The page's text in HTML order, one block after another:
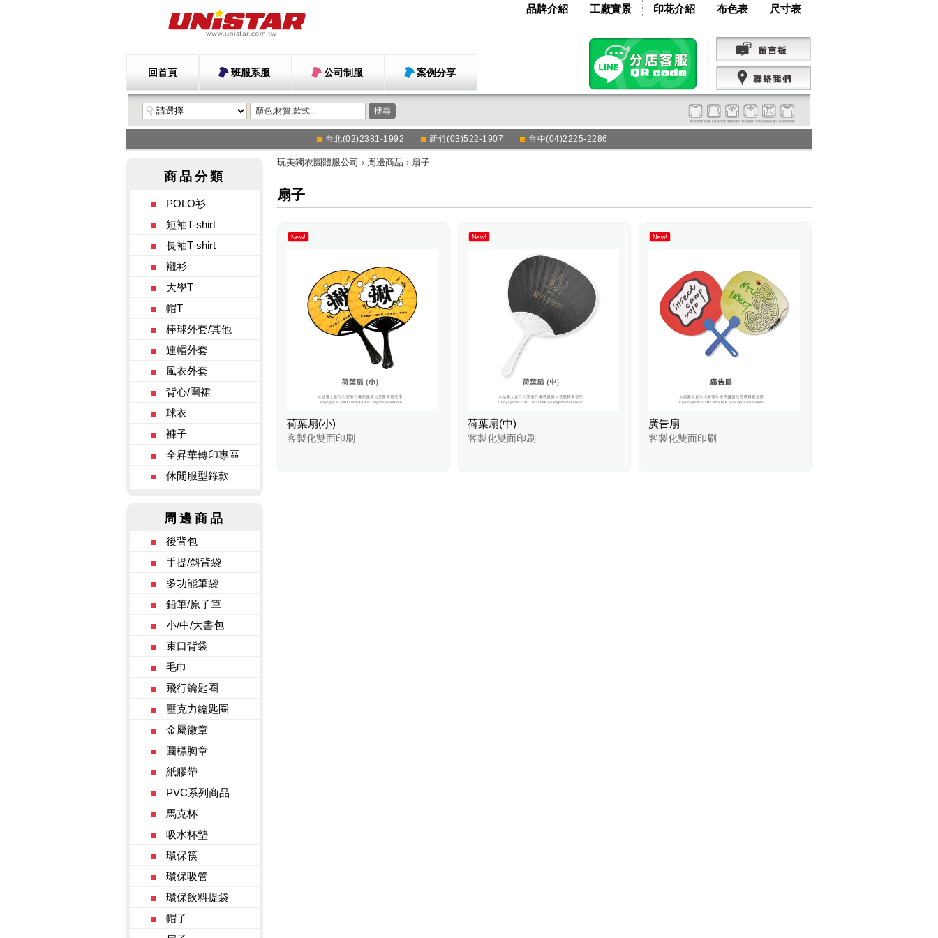
尺寸表
布色表
印花介紹
工廠實景
品牌介紹
回首頁 班服系服 公司制服 案例分享
搜尋
台北(02)2381-1992 新竹(03)522-1907 台中(04)2225-2286
POLO衫
短袖T-shirt
長袖T-shirt
襯衫
大學T
帽T
棒球外套/其他
連帽外套
風衣外套
背心/圍裙
球衣
褲子
全昇華轉印專區
休閒服型錄款
周邊商品
後背包
手提/斜背袋
多功能筆袋
鉛筆/原子筆
小/中/大書包
束口背袋
毛巾
飛行鑰匙圈
壓克力鑰匙圈
金屬徽章
圓標胸章
紙膠帶
PVC系列商品
馬克杯
吸水杯墊
環保筷
環保吸管
環保飲料提袋
帽子
玩美獨衣團體服公司 › 周邊商品 › 扇子
扇子
New!
荷葉扇(小)
客製化雙面印刷
New!
荷葉扇(中)
客製化雙面印刷
New!
廣告扇
客製化雙面印刷